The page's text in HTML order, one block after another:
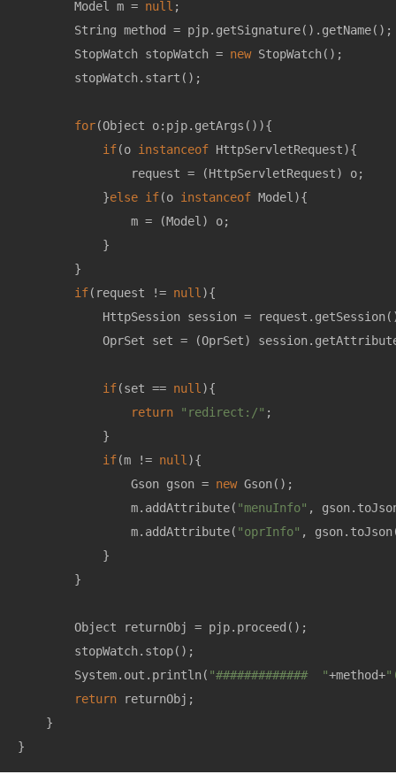
        Model m =
null ;
        String method = pjp.getSignature().getName();
        StopWatch stopWatch =
new StopWatch();
        stopWatch.start();
for(Object o:pjp.getArgs()){
if(o instanceof HttpServletRequest){
                request = (HttpServletRequest) o;
            }
else if(o instanceof Model){
                m = (Model) o;
            }
        }
if(request != null ){
HttpSession session =
OprSet set = (OprSet)
if(set == null ){
return
"redirect:/" ;
            }
if(m != null ){
                Gson gson =
new Gson();
                m.addAttribute(
"menuInfo" ,
                m.addAttribute(
"oprInfo" ,
            }
        }
        Object returnObj = pjp.proceed();
        stopWatch.stop();
        System.out.println(
"#############  "+method+
return returnObj;
    }
}